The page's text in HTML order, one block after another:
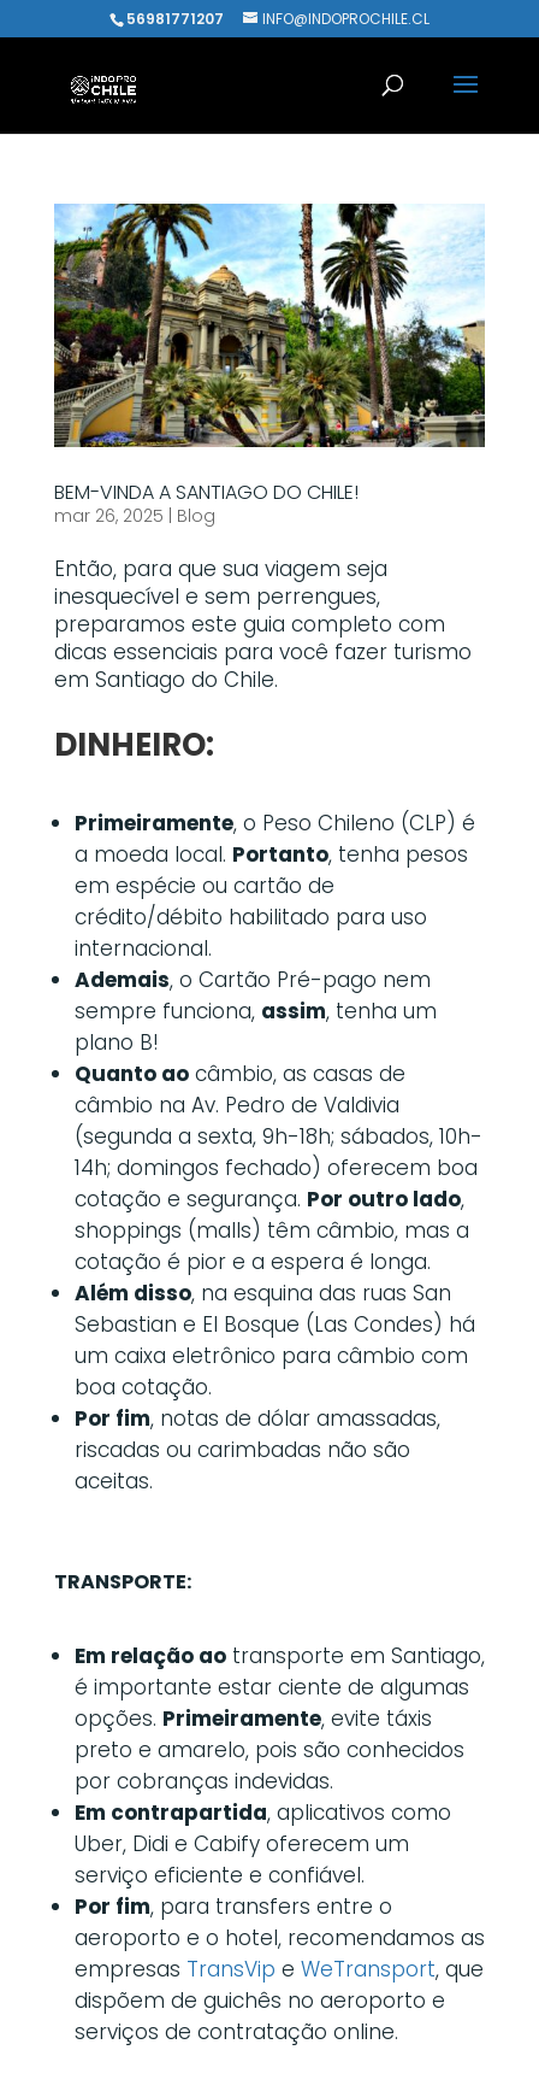
56981771207 INFO@INDOPROCHILE.CL
BEM-VINDA A SANTIAGO DO CHILE!
mar 26, 2025 | Blog
Então, para que sua viagem seja
inesquecível e sem perrengues,
preparamos este guia completo com
dicas essenciais para você fazer turismo
em Santiago do Chile.
DINHEIRO:
Primeiramente, o Peso Chileno (CLP) é
a moeda local. Portanto, tenha pesos
em espécie ou cartão de
crédito/débito habilitado para uso
internacional.
Ademais, o Cartão Pré-pago nem
sempre funciona, assim, tenha um
plano B!
Quanto aocâmbio, as casas de
câmbio na Av. Pedro de Valdivia
(segunda a sexta, 9h-18h; sábados, 10h-
14h; domingos fechado) oferecem boa
cotação e segurança. Por outro lado,
shoppings (malls) têm câmbio, mas a
cotação é pior e a espera é longa.
Além disso, na esquina das ruas San
Sebastian e El Bosque (Las Condes) há
um caixa eletrônico para câmbio com
boa cotação.
Por fim, notas de dólar amassadas,
riscadas ou carimbadas não são
aceitas.
TRANSPORTE:
Em relação aotransporte em Santiago,
é importante estar ciente de algumas
opções. Primeiramente, evite táxis
preto e amarelo, pois são conhecidos
por cobranças indevidas.
Em contrapartida, aplicativos como
Uber, Didi e Cabify oferecem um
serviço eficiente e confiável.
Por fim, para transfers entre o
aeroporto e o hotel, recomendamos as
empresas TransVip e WeTransport, que
dispõem de guichês no aeroporto e
serviços de contratação online.